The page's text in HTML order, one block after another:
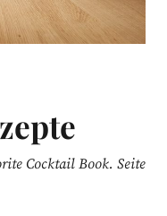
Cocktail Book. Seite